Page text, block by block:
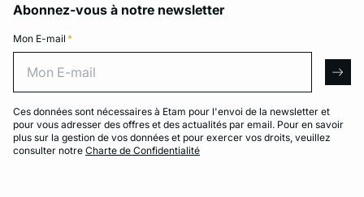
Abonnez-vous à notre newsletter
Mon E-mail *
Ces données sont nécessaires à Etam pour l'envoi de la newsletter et
pour vous adresser des offres et des actualités par email. Pour en savoir
plus sur la gestion de vos données et pour exercer vos droits, veuillez
consulter notre Charte de Confidentialité